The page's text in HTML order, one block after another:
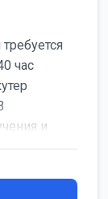
час
и ...